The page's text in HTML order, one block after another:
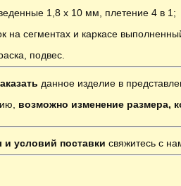
1,8 х 10 мм, плетение 4 в 1;
на сегментах и каркасе
подвес
данное изделие в
возможно изменение размера,
и условий поставки свяжитесь с